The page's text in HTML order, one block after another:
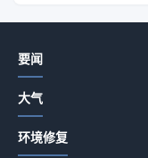
要闻
大气
环境修复